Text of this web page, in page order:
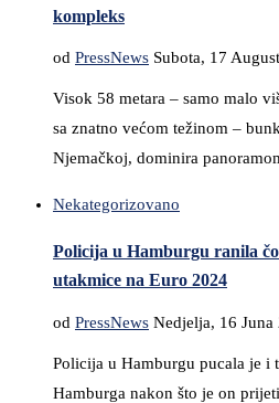
kompleks
od PressNews Subota, 17
Visok 58 metara – samo malo
sa znatno većom težinom –
Njemačkoj, dominira
Nekategorizovano
Policija u Hamburgu ranila
utakmice na Euro 2024
od PressNews Nedjelja, 16 Juna
Policija u Hamburgu pucala je i
Hamburga nakon što je on